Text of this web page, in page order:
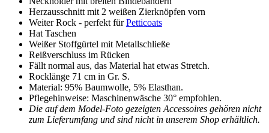
Herzausschnitt mit 2 weißen Zierknöpfen vorn
Weiter Rock - perfekt fürPetticoats
Hat Taschen
Weißer Stoffgürtel mit Metallschließe
Reißverschluss im Rücken
Fällt normal aus, das Material hat etwas Stretch.
Rocklänge 71 cm in Gr. S.
Material: 95% Baumwolle, 5% Elasthan.
Pflegehinweise: Maschinenwäsche 30° empfohlen.
Die auf dem Model-Foto gezeigten Accessoires gehören nicht
zum Lieferumfang und sind nicht in unserem Shop erhältlich.